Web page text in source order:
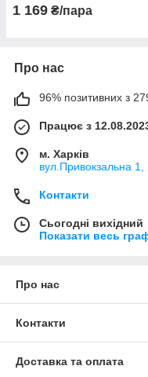
1 169 ₴/пара
Про нас
96% позитивних з 279
Працює з
м. Харків
вул.Привокзальна 1,
Контакти
Сьогодні вихідний
Показати весь
Про нас
Контакти
Доставка та оплата